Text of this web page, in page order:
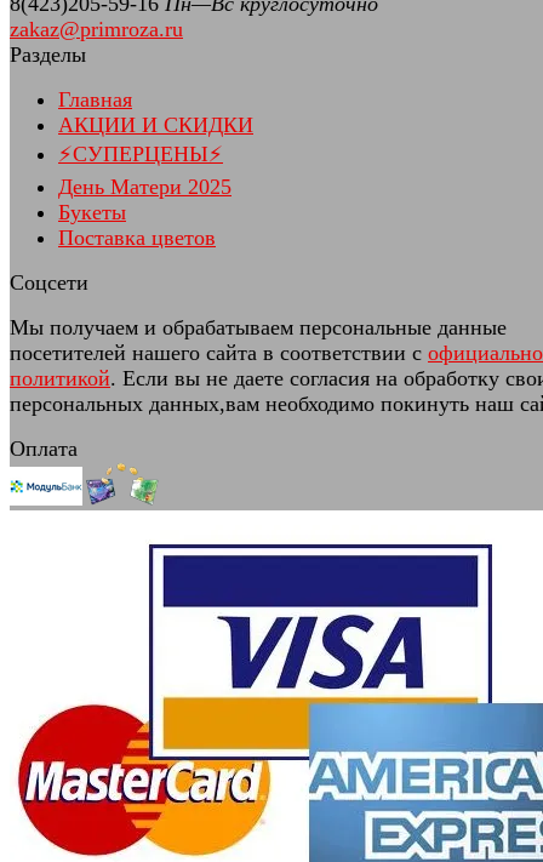
zakaz@primroza.ru
Разделы
Главная
АКЦИИ И СКИДКИ
⚡СУПЕРЦЕНЫ⚡
День Матери 2025
Букеты
Поставка цветов
Соцсети
Мы получаем и обрабатываем персональные данные
посетителей нашего сайта в соответствии с
политикой. Если вы не даете согласия на обработку
персональных данных,вам необходимо покинуть наш
Оплата